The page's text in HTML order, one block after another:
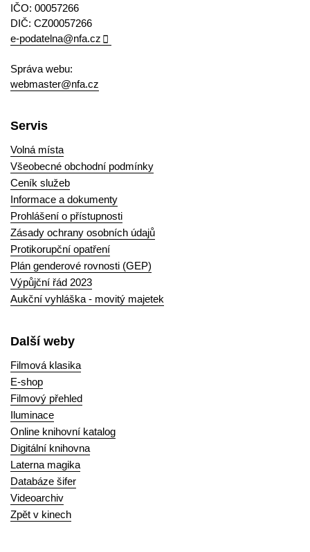
IČO: 00057266
DIČ: CZ00057266
e-podatelna@nfa.cz
Správa webu:
webmaster@nfa.cz
Servis
Volná místa
Všeobecné obchodní podmínky
Ceník služeb
Informace a dokumenty
Prohlášení o přístupnosti
Zásady ochrany osobních údajů
Protikorupční opatření
Plán genderové rovnosti (GEP)
Výpůjční řád 2023
Aukční vyhláška - movitý majetek
Další weby
Filmová klasika
E-shop
Filmový přehled
Iluminace
Online knihovní katalog
Digitální knihovna
Laterna magika
Databáze šifer
Videoarchiv
Zpět v kinech